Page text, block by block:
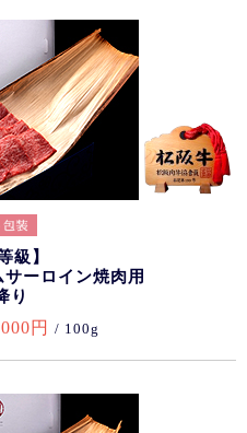
級】
ーロイン焼肉用
り
円 / 100g